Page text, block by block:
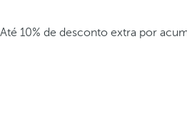
Até 10% de desconto extra por